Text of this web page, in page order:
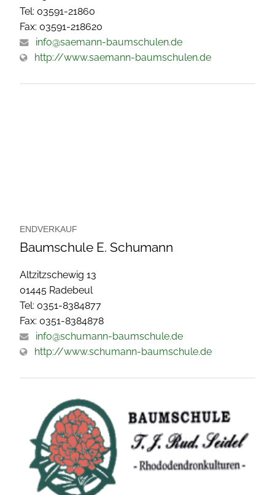
Tel: 03591-21860
Fax: 03591-218620
info@saemann-baumschulen.de
http://www.saemann-baumschulen.de
ENDVERKAUF
Baumschule E. Schumann
Altzitzschewig 13
01445 Radebeul
Tel: 0351-8384877
Fax: 0351-8384878
info@schumann-baumschule.de
http://www.schumann-baumschule.de